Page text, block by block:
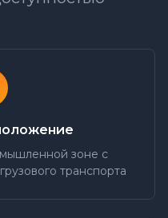
зоне с
транспорта